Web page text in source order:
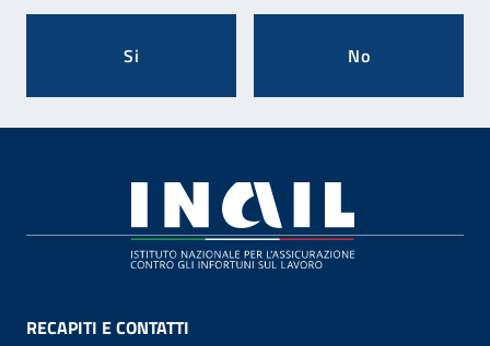
Si No
RECAPITI E CONTATTI